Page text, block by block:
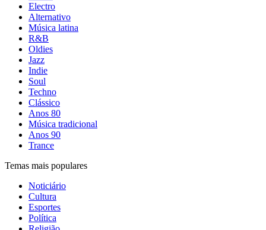
Electro
Alternativo
Música latina
R&B
Oldies
Jazz
Indie
Soul
Techno
Clássico
Anos 80
Música tradicional
Anos 90
Trance
Temas mais populares
Noticiário
Cultura
Esportes
Política